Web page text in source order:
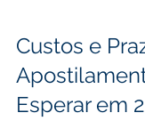
Custos e
Esperar em